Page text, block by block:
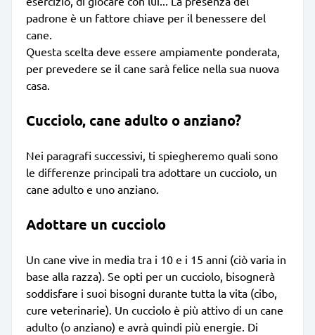
padrone è un fattore chiave per il benessere del
cane.
Questa scelta deve essere ampiamente ponderata,
per prevedere se il cane sarà felice nella sua nuova
casa.
Cucciolo, cane adulto o anziano?
Nei paragrafi successivi, ti spiegheremo quali sono
le differenze principali tra adottare un cucciolo, un
cane adulto e uno anziano.
Adottare un cucciolo
Un cane vive in media tra i 10 e i 15 anni (ciò varia in
base alla razza). Se opti per un cucciolo, bisognerà
soddisfare i suoi bisogni durante tutta la vita (cibo,
cure veterinarie). Un cucciolo è più attivo di un cane
adulto (o anziano) e avrà quindi più energie. Di